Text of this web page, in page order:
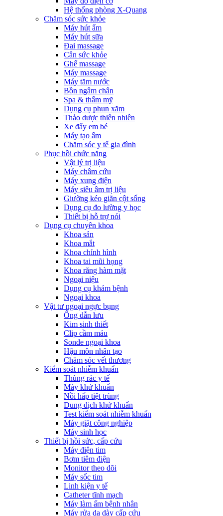
Hệ thống phòng X-Quang
Chăm sóc sức khỏe
Máy hút ẩm
Máy hút sữa
Đai massage
Cân sức khỏe
Ghế massage
Máy massage
Máy tăm nước
Bồn ngâm chân
Spa & thẩm mỹ
Dụng cụ phun xăm
Thảo dược thiên nhiên
Xe đẩy em bé
Máy tạo ẩm
Chăm sóc y tế gia đình
Phục hồi chức năng
Vật lý trị liệu
Máy châm cứu
Máy xung điện
Máy siêu âm trị liệu
Giường kéo giãn cột sống
Dụng cụ đo lường y học
Thiết bị hỗ trợ nói
Dụng cụ chuyên khoa
Khoa sản
Khoa mắt
Khoa chỉnh hình
Khoa tai mũi họng
Khoa răng hàm mặt
Ngoại niệu
Dụng cụ khám bệnh
Ngoại khoa
Vật tư ngoại ngực bụng
Ống dẫn lưu
Kim sinh thiết
Clip cầm máu
Sonde ngoại khoa
Hậu môn nhân tạo
Chăm sóc vết thương
Kiểm soát nhiễm khuẩn
Thùng rác y tế
Máy khử khuẩn
Nồi hấp tiệt trùng
Dung dịch khử khuẩn
Test kiểm soát nhiễm khuẩn
Máy giặt công nghiệp
Máy sinh học
Thiết bị hồi sức, cấp cứu
Máy điện tim
Bơm tiêm điện
Monitor theo dõi
Máy sốc tim
Linh kiện y tế
Catheter tĩnh mạch
Máy làm ấm bệnh nhân
Máy rửa dạ dày cấp cứu